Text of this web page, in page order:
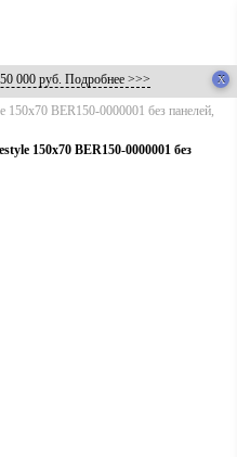
000 руб. Подробнее >>>
BER150-0000001 без панелей,
150x70 BER150-0000001 без